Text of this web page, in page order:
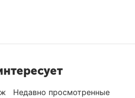
Недавно просмотренные